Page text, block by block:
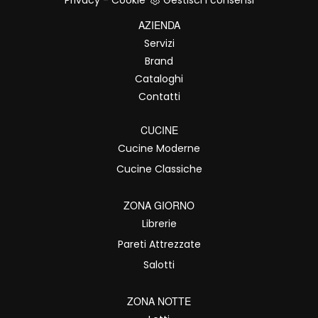
AZIENDA
Servizi
Brand
Cataloghi
Contatti
CUCINE
Cucine Moderne
Cucine Classiche
ZONA GIORNO
Librerie
Pareti Attrezzate
Salotti
ZONA NOTTE